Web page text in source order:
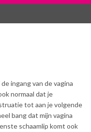
ingang van de vagina
normaal dat je
tot aan je volgende
bang dat mijn vagina
schaamlip komt ook